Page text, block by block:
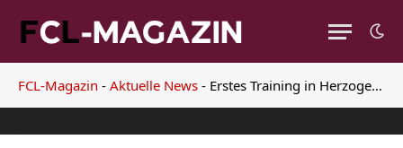
FCL-Magazin - Aktuelle News - Erstes Training in Herzogenaurach: Löw ist mit dem Radl da